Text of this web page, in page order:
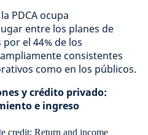
PDCA ocupa
entre los planes de
el 44% de los
consistentes
como en los públicos.
y crédito privado:
e ingreso